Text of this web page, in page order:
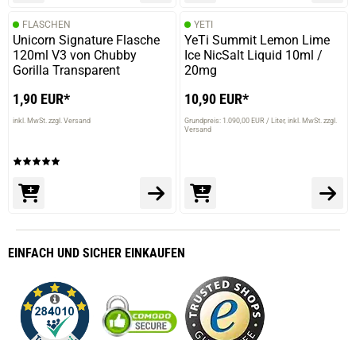
FLASCHEN
Unicorn Signature Flasche
120ml V3 von Chubby
Gorilla Transparent
1,90 EUR*
inkl. MwSt. zzgl. Versand
YETI
YeTi Summit Lemon Lime
Ice NicSalt Liquid 10ml /
20mg
10,90 EUR*
Grundpreis: 1.090,00 EUR / Liter inkl. MwSt. zzgl.
Versand
EINFACH UND SICHER EINKAUFEN